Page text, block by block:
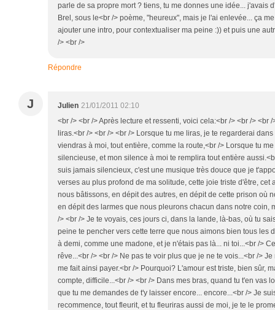
parle de sa propre mort ? tiens, tu me donnes une idée... j'avais
Brel, sous le<br /> poème, "heureux", mais je l'ai enlevée... ça
ajouter une intro, pour contextualiser ma peine :)) et puis une
/> <br />
Répondre
J Julien 21/01/2011 02:10
<br /> <br /> Après lecture et ressenti, voici cela:<br /> <br /> <br
liras.<br /> <br /> <br /> Lorsque tu me liras, je te regarderai
viendras à moi, tout entière, comme la route,<br /> Lorsque tu
silencieuse, et mon silence à moi te remplira tout entière
suis jamais silencieux, c'est une musique très douce que je
verses au plus profond de ma solitude, cette joie triste d'être, cet
nous bâtissons, en dépit des autres, en dépit de cette prison où
en dépit des larmes que nous pleurons chacun dans notre coin,
/> <br /> Je te voyais, ces jours ci, dans la lande, là-bas, où tu
peine te pencher vers cette terre que nous aimons bien tous les
à demi, comme une madone, et je n'étais pas là... ni toi...<br />
rêve...<br /> <br /> Ne pas te voir plus que je ne te vois...<br />
me fait ainsi payer.<br /> Pourquoi? L'amour est triste, bien sûr,
compte, difficile...<br /> <br /> Dans mes bras, quand tu t'en vas
que tu me demandes de t'y laisser encore... encore...<br /> Je
recommence, tout fleurit, et tu fleuriras aussi de moi, je te le